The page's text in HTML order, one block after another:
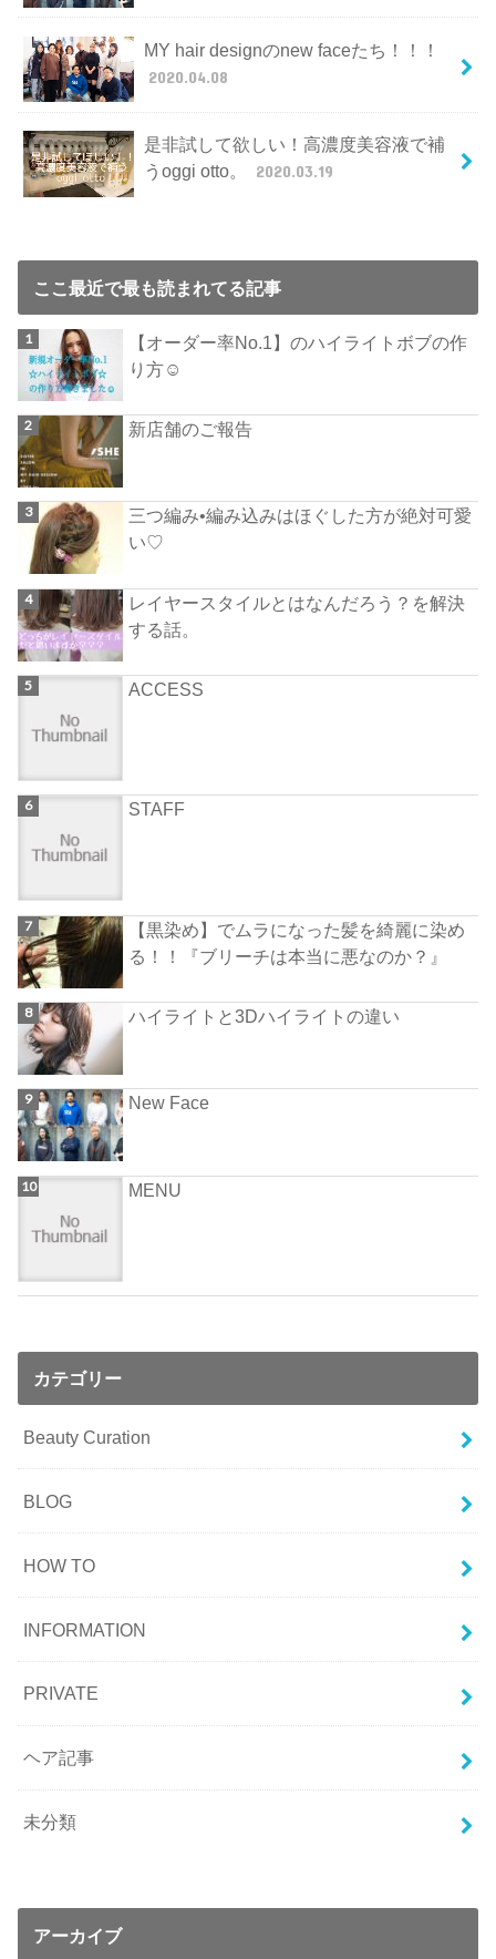
MY hair designのnew faceたち！！！
2020.04.08
是非試して欲しい！高濃度美容液で補
うoggi otto。
2020.03.19
ここ最近で最も読まれてる記事
【オーダー率No.1】のハイライトボブの作
り方☺︎
新店舗のご報告
三つ編み•編み込みはほぐした方が絶対可愛
い♡
レイヤースタイルとはなんだろう？を解決
する話。
ACCESS
STAFF
【黒染め】でムラになった髪を綺麗に染め
る！！『ブリーチは本当に悪なのか？』
ハイライトと3Dハイライトの違い
New Face
MENU
カテゴリー
Beauty Curation
BLOG
HOW TO
INFORMATION
PRIVATE
ヘア記事
未分類
アーカイブ